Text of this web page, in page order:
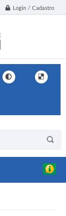
Login / Cadastro